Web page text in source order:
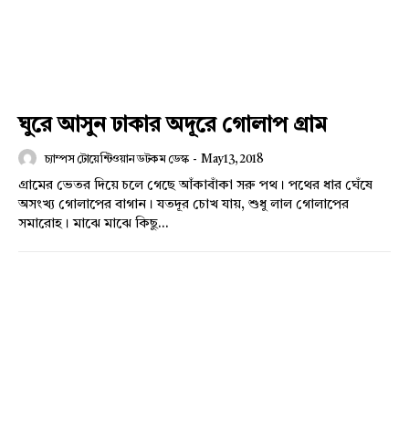
ঘুরে আসুন ঢাকার অদূরে গোলাপ গ্রাম
চ্যাম্পস টোয়েন্টিওয়ান ডটকম ডেস্ক - May 13, 2018
গ্রামের ভেতর দিয়ে চলে গেছে আঁকাবাঁকা সরু পথ। পথের ধার ঘেঁষে
অসংখ্য গোলাপের বাগান। যতদূর চোখ যায়, শুধু লাল গোলাপের
সমারোহ। মাঝে মাঝে কিছু...